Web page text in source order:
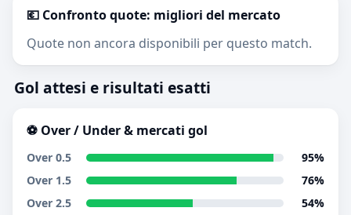
💶 Confronto quote: migliori del mercato
Quote non ancora disponibili per questo match.
Gol attesi e risultati esatti
⚽ Over / Under & mercati gol
Over 0.5
95%
Over 1.5
76%
Over 2.5
54%